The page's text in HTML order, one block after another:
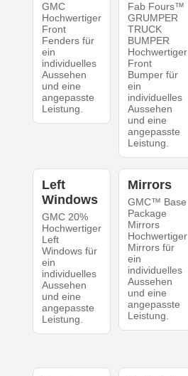
GMC
Hochwertiger
Front
Fenders für
ein
individuelles
Aussehen
und eine
angepasste
Leistung.
Fab Fours™
GRUMPER
TRUCK
BUMPER
Hochwertiger
Front
Bumper für
ein
individuelles
Aussehen
und eine
angepasste
Leistung.
Left
Windows
GMC 20%
Hochwertiger
Left
Windows für
ein
individuelles
Aussehen
und eine
angepasste
Leistung.
Mirrors
GMC™ Base
Package
Mirrors
Hochwertiger
Mirrors für
ein
individuelles
Aussehen
und eine
angepasste
Leistung.